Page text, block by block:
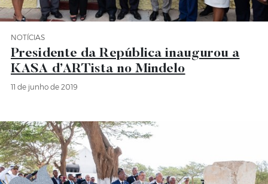
Categoria Notícias
NOTÍCIAS
Presidente da República inaugurou a
KASA d’ARTista no Mindelo
11 de junho de 2019